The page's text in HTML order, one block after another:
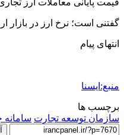
گفتنی است؛ نرخ ارز در
انتهای پیام
منبع:ایسنا
برچسب ها
سازمان توسعه تجارت سامانه